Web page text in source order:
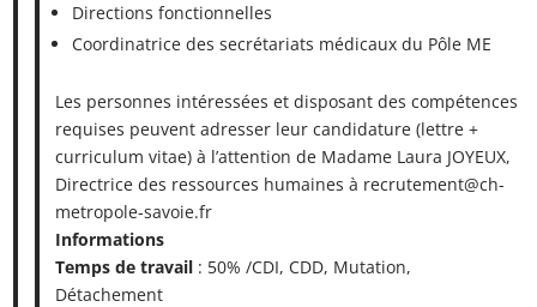
Directions fonctionnelles
Coordinatrice des secrétariats médicaux du Pôle ME
Les personnes intéressées et disposant des compétences
requises peuvent adresser leur candidature (lettre +
curriculum vitae) à l’attention de Madame Laura JOYEUX,
Directrice des ressources humaines à recrutement@ch-
metropole-savoie.fr
Informations
Temps de travail : 50% /CDI, CDD, Mutation,
Détachement